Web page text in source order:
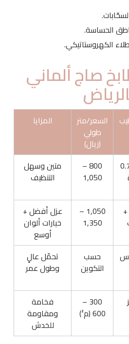
الحساسة.
الكهروستاتيكي.
صاج ألماني
السعر/متر
طولي
(ريال)
المزايا
0.7
800 –
1,050
متين وسهل
التنظيف
+
1,050 –
1,350
عزل أفضل +
خيارات ألوان
أوسع
حسب
التكوين
تحمّل عالٍ
وطول عمر
300 –
600 (م²)
فخامة
ومقاومة
للخدش